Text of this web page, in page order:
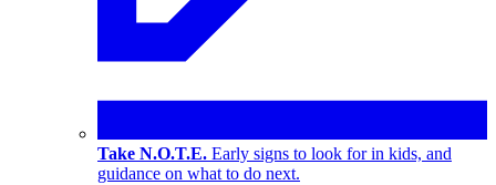
Take N.O.T.E. Early signs to look for in kids, and
guidance on what to do next.